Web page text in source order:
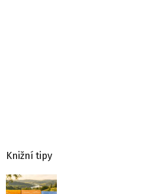
Knižní tipy